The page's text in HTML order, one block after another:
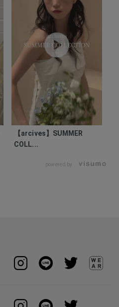
【arcives】SUMMER
COLL...
powered by